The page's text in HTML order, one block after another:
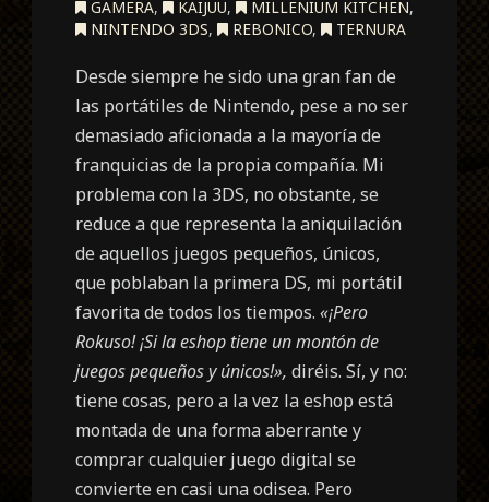
GAMERA, KAIJUU, MILLENIUM KITCHEN,
NINTENDO 3DS, REBONICO, TERNURA
Desde siempre he sido una gran fan de
las portátiles de Nintendo, pese a no ser
demasiado aficionada a la mayoría de
franquicias de la propia compañía. Mi
problema con la 3DS, no obstante, se
reduce a que representa la aniquilación
de aquellos juegos pequeños, únicos,
que poblaban la primera DS, mi portátil
favorita de todos los tiempos.«¡Pero
Rokuso! ¡Si la eshop tiene un montón de
juegos pequeños y únicos!»,diréis. Sí, y no:
tiene cosas, pero a la vez la eshop está
montada de una forma aberrante y
comprar cualquier juego digital se
convierte en casi una odisea. Pero